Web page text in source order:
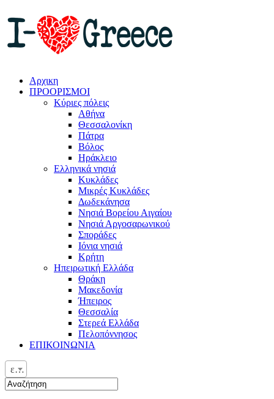
Αρχικη
ΠΡΟΟΡΙΣΜΟΙ
Κύριες πόλεις
Αθήνα
Θεσσαλονίκη
Πάτρα
Βόλος
Ηράκλειο
Ελληνικά νησιά
Κυκλάδες
Μικρές Κυκλάδες
Δωδεκάνησα
Νησιά Βορείου Αιγαίου
Νησιά Αργοσαρωνικού
Σποράδες
Ιόνια νησιά
Κρήτη
Ηπειρωτική Ελλάδα
Θράκη
Μακεδονία
Ήπειρος
Θεσσαλία
Στερεά Ελλάδα
Πελοπόννησος
ΕΠΙΚΟΙΝΩΝΙΑ
ελ